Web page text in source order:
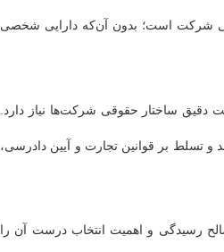
شرکت است؛ بدون آن‌که دارایی شخصی
ساختار حقوقی شرکت‌ها نیاز دارد.
و تسلط بر قوانین تجارت و آیین دادرسی،
رسیدگی و اهمیت انتخاب درست آن را